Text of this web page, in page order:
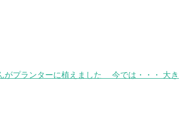
プランターに植えました 今では・・・ 大き